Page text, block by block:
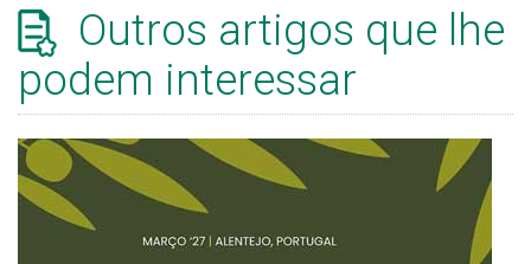
Outros artigos que lhe
podem interessar